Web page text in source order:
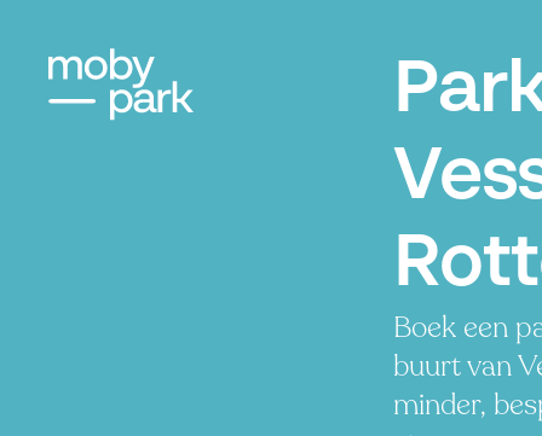
Boek een
buurt van
minder,